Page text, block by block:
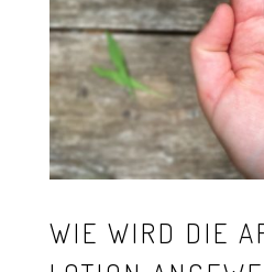
WIE WIRD DIE